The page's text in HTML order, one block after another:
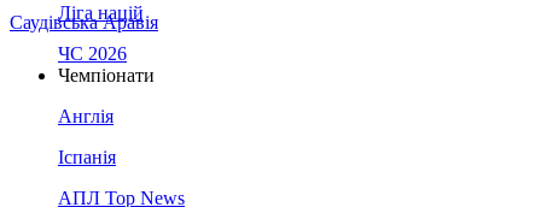
Саудівська Аравія
Ліга націй
ЧС 2026
Чемпіонати
Англія
Іспанія
АПЛ Top News